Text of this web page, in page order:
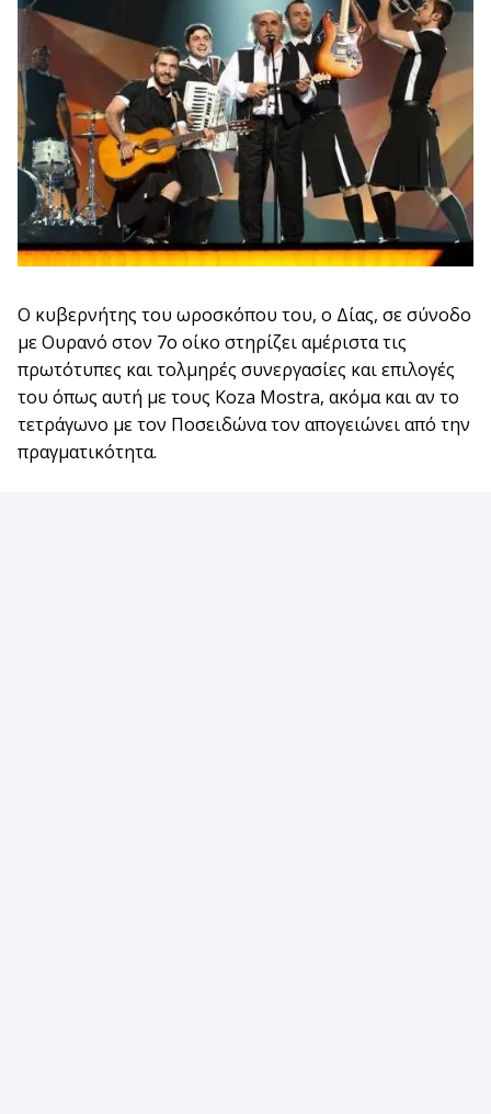
Ο κυβερνήτης του ωροσκόπου του, ο Δίας, σε σύνοδο
με Ουρανό στον 7ο οίκο στηρίζει αμέριστα τις
πρωτότυπες και τολμηρές συνεργασίες και επιλογές
του όπως αυτή με τους Koza Mostra, ακόμα και αν το
τετράγωνο με τον Ποσειδώνα τον απογειώνει από την
πραγματικότητα.